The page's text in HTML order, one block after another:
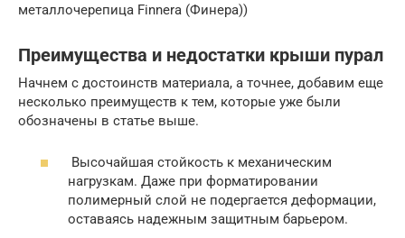
металлочерепица Finnera (Финера))
Преимущества и недостатки крыши пурал
Начнем с достоинств материала, а точнее, добавим еще
несколько преимуществ к тем, которые уже были
обозначены в статье выше.
Высочайшая стойкость к механическим
нагрузкам. Даже при форматировании
полимерный слой не подергается деформации,
оставаясь надежным защитным барьером.